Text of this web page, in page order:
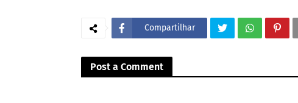
Compartilhar
Post a Comment